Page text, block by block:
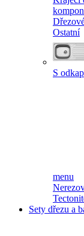
Ostatní
S
menu
Sety dřezu a